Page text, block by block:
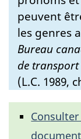
peuvent
les genres
Bureau
de transport
(L.C. 1989,